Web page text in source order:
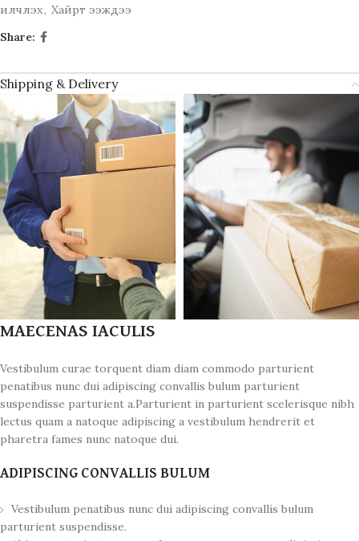
илчлэх, Хайрт ээждээ
Share:
Shipping & Delivery
MAECENAS IACULIS
Vestibulum curae torquent diam diam commodo parturient
penatibus nunc dui adipiscing convallis bulum parturient
suspendisse parturient a.Parturient in parturient scelerisque nibh
lectus quam a natoque adipiscing a vestibulum hendrerit et
pharetra fames nunc natoque dui.
ADIPISCING CONVALLIS BULUM
Vestibulum penatibus nunc dui adipiscing convallis bulum
parturient suspendisse.